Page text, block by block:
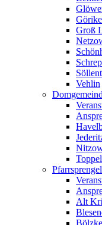
Görike
Groß
Vehlin
Toppel
Alt
Bölzke